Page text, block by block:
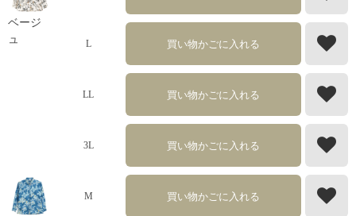
ベージ
ュ
L 買い物かごに入れる
LL 買い物かごに入れる
3L 買い物かごに入れる
M 買い物かごに入れる